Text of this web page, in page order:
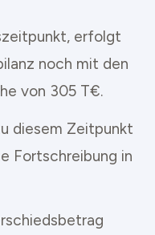
erfolgt
noch mit den
von 305 T€.
diesem Zeitpunkt
Fortschreibung in